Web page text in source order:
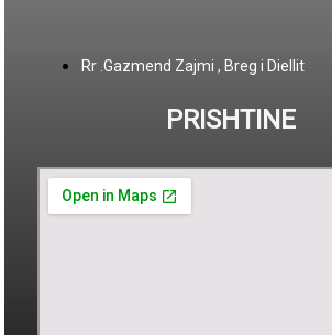
Rr .Gazmend Zajmi , Breg i Diellit
PRISHTINE